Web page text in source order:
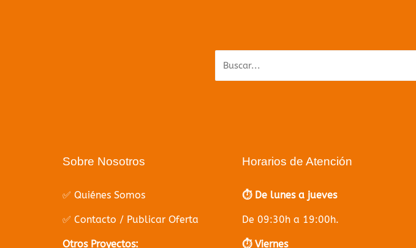
Sobre Nosotros
✅ Quiénes Somos
✅ Contacto / Publicar Oferta
Otros Proyectos:
Horarios de Atención
⏱️ De lunes a jueves
De 09:30h a 19:00h.
⏱️ Viernes